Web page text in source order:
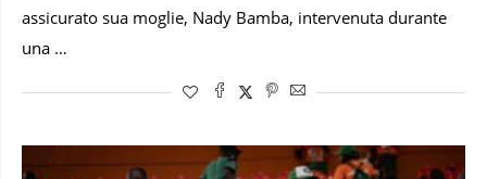
assicurato sua moglie, Nady Bamba, intervenuta durante
una …